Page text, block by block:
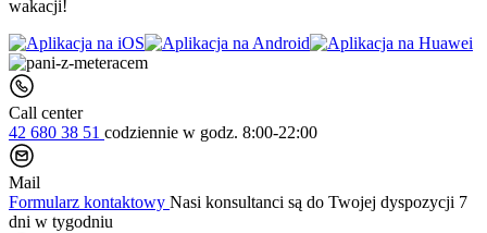
wakacji!
Call center
42 680 38 51 codziennie w godz. 8:00-22:00
Mail
Formularz kontaktowy Nasi konsultanci są do Twojej dyspozycji 7
dni w tygodniu